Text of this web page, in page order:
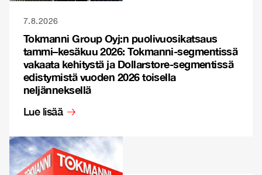
7.8.2026
Tokmanni Group Oyj:n puolivuosikatsaus
tammi–kesäkuu 2026: Tokmanni-segmentissä
vakaata kehitystä ja Dollarstore-segmentissä
edistymistä vuoden 2026 toisella
neljänneksellä
Lue lisää